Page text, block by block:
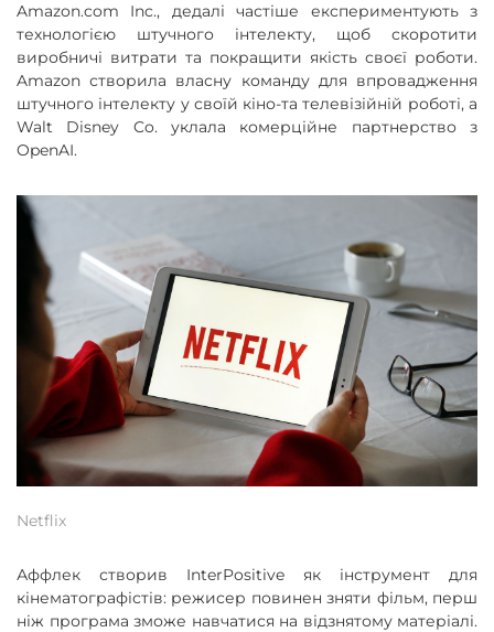
Amazon.com Inc., дедалі частіше експериментують з
технологією штучного інтелекту, щоб скоротити
виробничі витрати та покращити якість своєї роботи.
Amazon створила власну команду для впровадження
штучного інтелекту у своїй кіно-та телевізійній роботі, а
Walt Disney Co. уклала комерційне партнерство з
OpenAI.
Netflix
Аффлек створив InterPositive як інструмент для
кінематографістів: режисер повинен зняти фільм, перш
ніж програма зможе навчатися на відзнятому матеріалі.